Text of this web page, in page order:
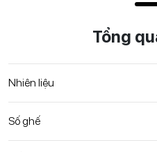
Tổng
Nhiên liệu
Số ghế